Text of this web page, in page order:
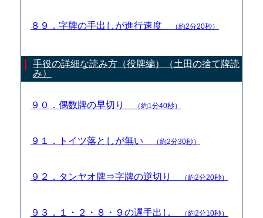
８９．字牌の手出しが進行速度 （約2分20秒）
手役の詳細な読み方（役牌編）（土田の捨て牌読
み）
９０．偶数牌の早切り （約1分40秒）
９１．トイツ落としが無い （約2分30秒）
９２．タンヤオ牌⇒字牌の逆切り （約2分20秒）
９３．１・２・８・９の遅手出し （約2分10秒）